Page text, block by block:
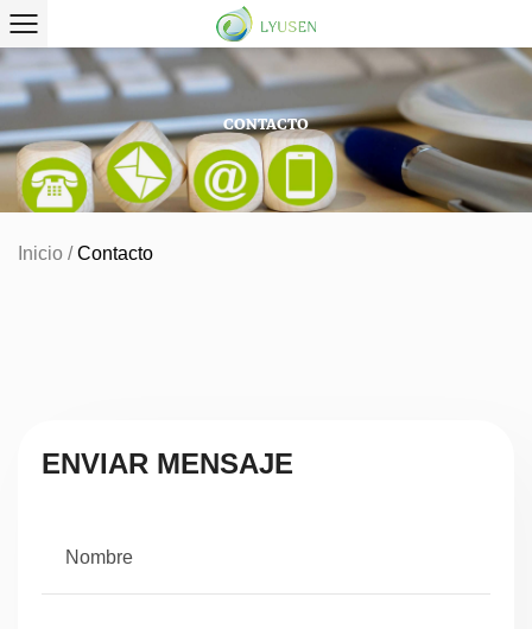
CONTACTO
Inicio /Contacto
ENVIAR MENSAJE